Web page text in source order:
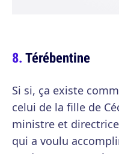
Térébentine
Si si, ça existe
celui de la fille de
ministre et directrice
qui a voulu